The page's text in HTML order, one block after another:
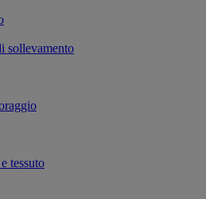
sollevamento
tessuto